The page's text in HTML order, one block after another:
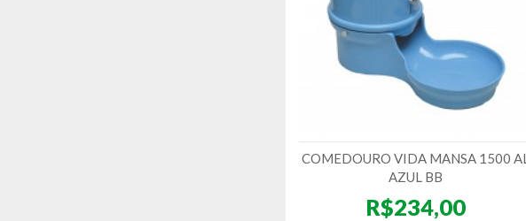
COMEDOURO VIDA MANSA 1500 AL
AZUL BB
R$234,00